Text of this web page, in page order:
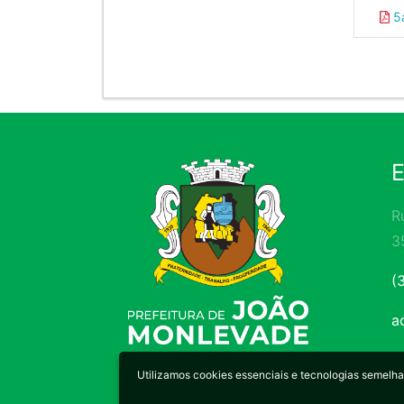
Utilizamos cookies essenciais e tecnologias